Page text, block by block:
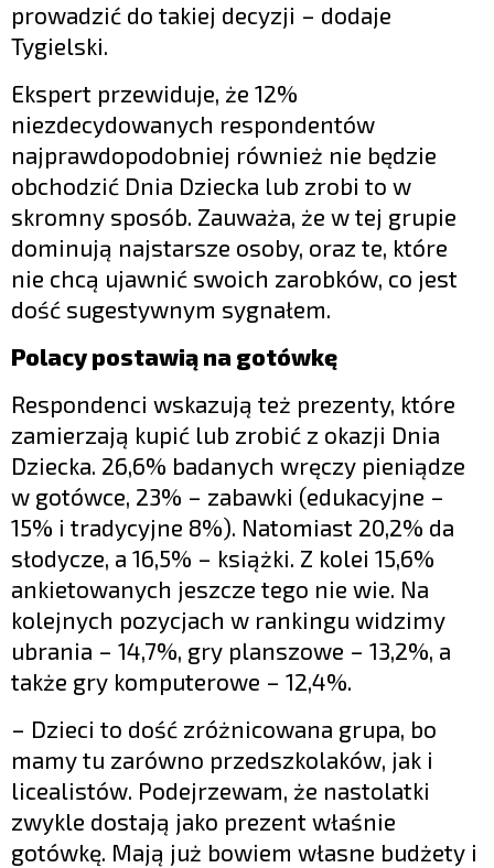
prowadzić do takiej decyzji – dodaje
Tygielski.
Ekspert przewiduje, że 12%
niezdecydowanych respondentów
najprawdopodobniej również nie będzie
obchodzić Dnia Dziecka lub zrobi to w
skromny sposób. Zauważa, że w tej grupie
dominują najstarsze osoby, oraz te, które
nie chcą ujawnić swoich zarobków, co jest
dość sugestywnym sygnałem.
Polacy postawią na gotówkę
Respondenci wskazują też prezenty, które
zamierzają kupić lub zrobić z okazji Dnia
Dziecka. 26,6% badanych wręczy pieniądze
w gotówce, 23% – zabawki (edukacyjne –
15% i tradycyjne 8%). Natomiast 20,2% da
słodycze, a 16,5% – książki. Z kolei 15,6%
ankietowanych jeszcze tego nie wie. Na
kolejnych pozycjach w rankingu widzimy
ubrania – 14,7%, gry planszowe – 13,2%, a
także gry komputerowe – 12,4%.
– Dzieci to dość zróżnicowana grupa, bo
mamy tu zarówno przedszkolaków, jak i
licealistów. Podejrzewam, że nastolatki
zwykle dostają jako prezent właśnie
gotówkę. Mają już bowiem własne budżety i